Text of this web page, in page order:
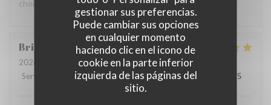
gestionar sus preferencias.
Puede cambiar sus opciones
en cualquier momento
haciendo clic en el icono de
cookie en la parte inferior
izquierda de las páginas del
sitio.
choisi ,nous reviendrons
Brigitte
2026-07-26
- 12:45 - Invitados 4
Servicio
Ambiente: 5/5 Menú : 5/5 Calidad / Precio /5